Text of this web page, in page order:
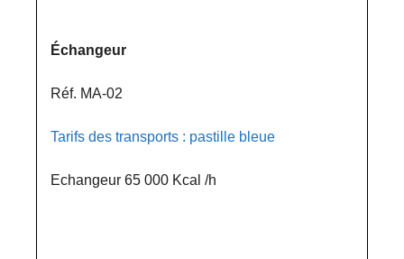
Échangeur
Réf. MA-02
Tarifs des transports : pastille bleue
Echangeur 65 000 Kcal /h